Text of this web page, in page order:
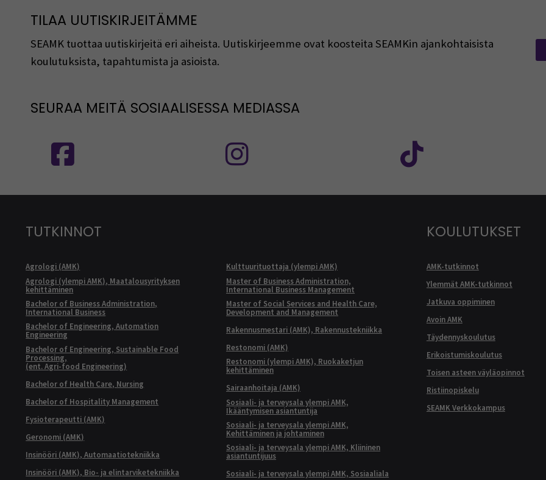
TILAA UUTISKIRJEITÄMME
SEAMK tuottaa uutiskirjeitä eri aiheista. Uutiskirjeemme ovat koosteita SEAMKin ajankohtaisista
koulutuksista, tapahtumista ja asioista.
SEURAA MEITÄ SOSIAALISESSA MEDIASSA
TUTKINNOT
Agrologi (AMK)
Agrologi (ylempi AMK), Maatalousyrityksen
kehittäminen
Bachelor of Business Administration,
International Business
Bachelor of Engineering, Automation
Engineering
Bachelor of Engineering, Sustainable Food
Processing,
(ent. Agri-food Engineering)
Bachelor of Health Care, Nursing
Bachelor of Hospitality Management
Fysioterapeutti (AMK)
Geronomi (AMK)
Insinööri (AMK), Automaatiotekniikka
Insinööri (AMK), Bio- ja elintarviketekniikka
Kulttuurituottaja (ylempi AMK)
Master of Business Administration,
International Business Management
Master of Social Services and Health Care,
Development and Management
Rakennusmestari (AMK), Rakennustekniikka
Restonomi (AMK)
Restonomi (ylempi AMK), Ruokaketjun
kehittäminen
Sairaanhoitaja (AMK)
Sosiaali- ja terveysala ylempi AMK,
Ikääntymisen asiantuntija
Sosiaali- ja terveysala ylempi AMK,
Kehittäminen ja johtaminen
Sosiaali- ja terveysala ylempi AMK, Kliininen
asiantuntijuus
Sosiaali- ja terveysala ylempi AMK, Sosiaaliala
KOULUTUKSET
AMK-tutkinnot
Ylemmät AMK-tutkinnot
Jatkuva oppiminen
Avoin AMK
Täydennyskoulutus
Erikoistumiskoulutus
Toisen asteen väyläopinnot
Ristiinopiskelu
SEAMK Verkkokampus